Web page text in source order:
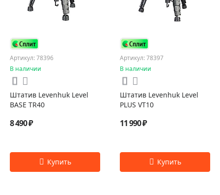
Артикул: 78396
В наличии
Штатив Levenhuk Level
BASE TR40
8 490 ₽
Артикул: 78397
В наличии
Штатив Levenhuk Level
PLUS VT10
11 990 ₽